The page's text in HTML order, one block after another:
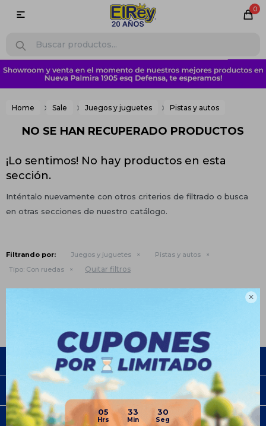

05 33 30
0

Home Sale Juegos y juguetes Pistas y autos
NO SE HAN RECUPERADO PRODUCTOS
¡Lo sentimos! No hay productos en esta
sección.
Inténtalo nuevamente con otros criterios de filtrado o busca
en otras secciones de nuestro catálogo.
Filtrando por: Juegos y juguetes
Pistas y autos
Tipo: Con ruedas Quitar filtros
Pistas y autos
Compra